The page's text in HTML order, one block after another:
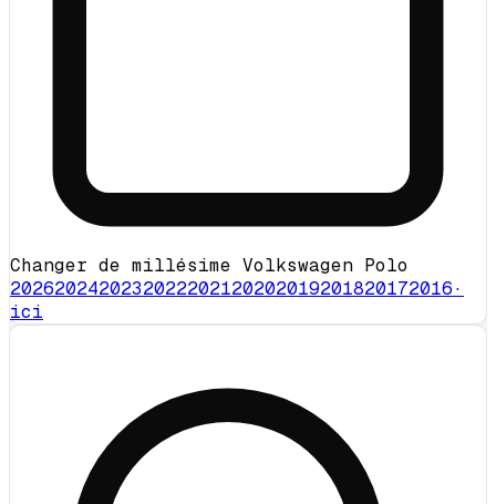
Changer de millésime Volkswagen Polo
2026202420232022202120202019201820172016·
ici